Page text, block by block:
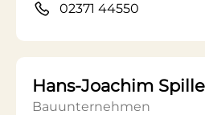
02371 44550
Hans-Joachim
Bauunternehmen